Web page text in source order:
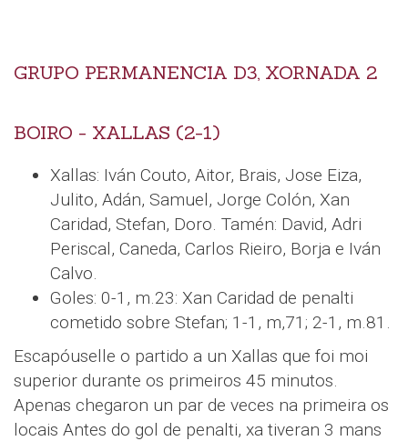
GRUPO PERMANENCIA D3, XORNADA 2
BOIRO - XALLAS (2-1)
Xallas: Iván Couto, Aitor, Brais, Jose Eiza,
Julito, Adán, Samuel, Jorge Colón, Xan
Caridad, Stefan, Doro. Tamén: David, Adri
Periscal, Caneda, Carlos Rieiro, Borja e Iván
Calvo.
Goles: 0-1, m.23: Xan Caridad de penalti
cometido sobre Stefan; 1-1, m,71; 2-1, m.81.
Escapóuselle o partido a un Xallas que foi moi
superior durante os primeiros 45 minutos.
Apenas chegaron un par de veces na primeira os
locais Antes do gol de penalti, xa tiveran 3 mans